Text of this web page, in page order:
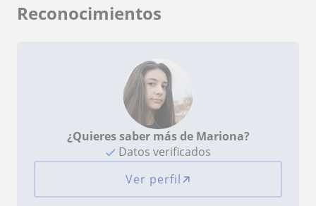
Reconocimientos
¿Quieres saber más de Mariona?
Datos verificados
Ver perfil